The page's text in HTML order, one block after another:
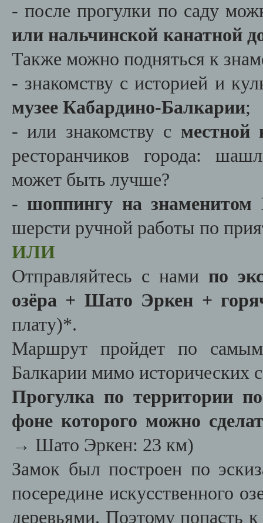
- после прогулки по саду
или нальчинской канатной
Также можно подняться к
- знакомству с историей и
музее Кабардино-Балкарии;
- или знакомству с местной
ресторанчиков города:
может быть лучше?
- шоппингу на знаменитом
шерсти ручной работы по
ИЛИ
Отправляйтесь с нами по
озёра + Шато Эркен +
плату)*.
Маршрут пройдет по
Балкарии мимо исторических
Прогулка по территории
фоне которого можно
→ Шато Эркен: 23 км)
Замок был построен по
посередине искусственного
деревьями. Поэтому попасть